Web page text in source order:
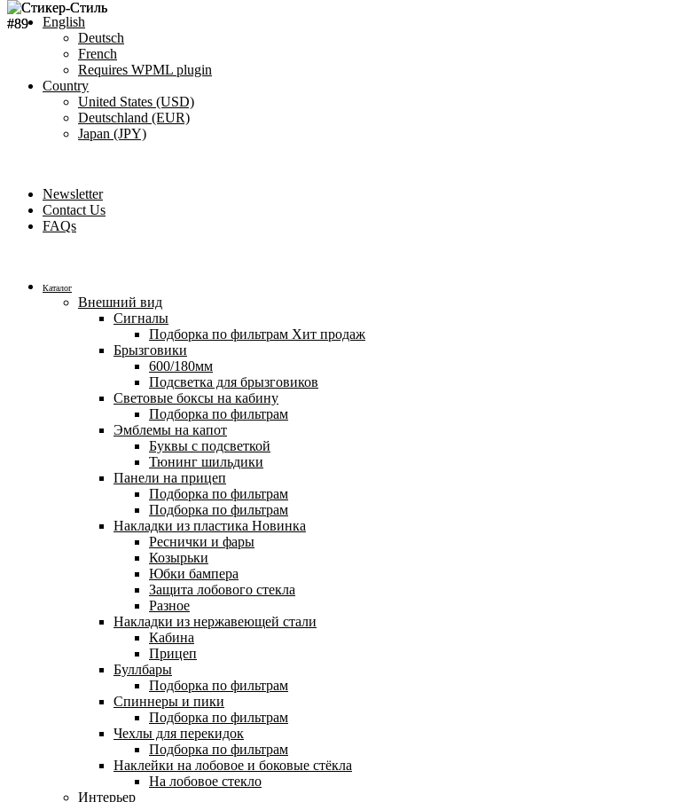
English
Deutsch
French
Requires WPML plugin
Country
United States (USD)
Deutschland (EUR)
Japan (JPY)
Newsletter
Contact Us
FAQs
Каталог
Внешний вид
Сигналы
Подборка по фильтрам Хит продаж
Брызговики
600/180мм
Подсветка для брызговиков
Световые боксы на кабину
Подборка по фильтрам
Эмблемы на капот
Буквы с подсветкой
Тюнинг шильдики
Панели на прицеп
Подборка по фильтрам
Подборка по фильтрам
Накладки из пластика Новинка
Реснички и фары
Козырьки
Юбки бампера
Защита лобового стекла
Разное
Накладки из нержавеющей стали
Кабина
Прицеп
Буллбары
Подборка по фильтрам
Спиннеры и пики
Подборка по фильтрам
Чехлы для перекидок
Подборка по фильтрам
Наклейки на лобовое и боковые стёкла
На лобовое стекло
Интерьер